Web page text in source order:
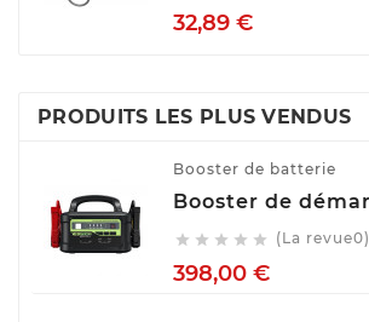
32,89 €Prix
PRODUITS LES PLUS VENDUS
Booster de batterie
     (La revue0)
398,00 €Prix